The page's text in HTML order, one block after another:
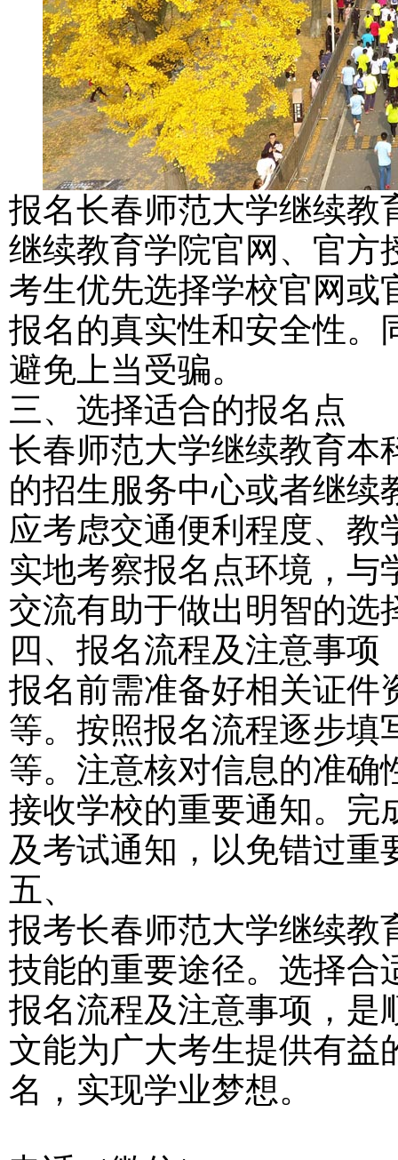
报名长春师范大学继续教
继续教育学院官网、官方
考生优先选择学校官网或
报名的真实性和安全性。
避免上当受骗。
三、选择适合的报名点
长春师范大学继续教育本
的招生服务中心或者继续
应考虑交通便利程度、教
实地考察报名点环境，与
交流有助于做出明智的选
四、报名流程及注意事项
报名前需准备好相关证件
等。按照报名流程逐步填
等。注意核对信息的准确
接收学校的重要通知。完
及考试通知，以免错过重
五、
报考长春师范大学继续教
技能的重要途径。选择合
报名流程及注意事项，是
文能为广大考生提供有益
名，实现学业梦想。